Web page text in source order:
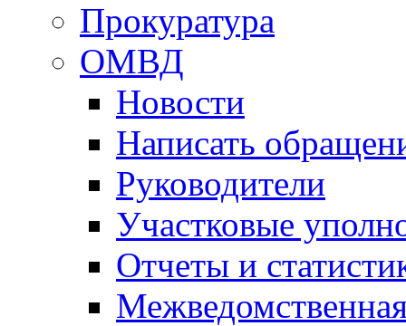
Прокуратура
ОМВД
Новости
Написать
Руководители
Участковые
Отчеты и